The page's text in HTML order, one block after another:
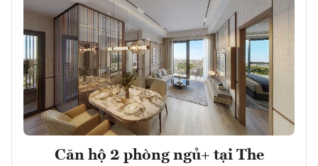
Căn hộ 2 phòng ngủ+ tại The